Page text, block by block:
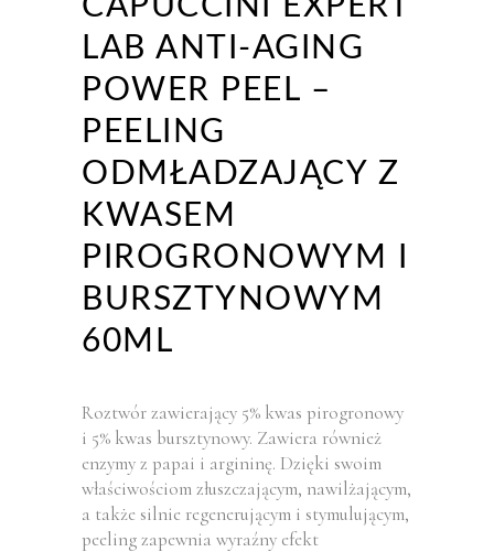
CAPUCCINI EXPERT
LAB ANTI-AGING
POWER PEEL –
PEELING
ODMŁADZAJĄCY Z
KWASEM
PIROGRONOWYM I
BURSZTYNOWYM
60ML
Roztwór zawierający 5% kwas pirogronowy
i 5% kwas bursztynowy. Zawiera również
enzymy z papai i argininę. Dzięki swoim
właściwościom złuszczającym, nawilżającym,
a także silnie regenerującym i stymulującym,
peeling zapewnia wyraźny efekt